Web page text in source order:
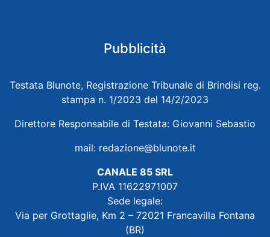
Pubblicità
Testata Blunote, Registrazione Tribunale di Brindisi reg.
stampa n. 1/2023 del 14/2/2023
Direttore Responsabile di Testata: Giovanni Sebastio
mail: redazione@blunote.it
CANALE 85 SRL
P.IVA 11622971007
Sede legale:
Via per Grottaglie, Km 2 – 72021 Francavilla Fontana
(BR)